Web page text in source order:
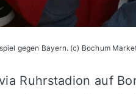
gegen Bayern. (c) Bochum
Ruhrstadion auf